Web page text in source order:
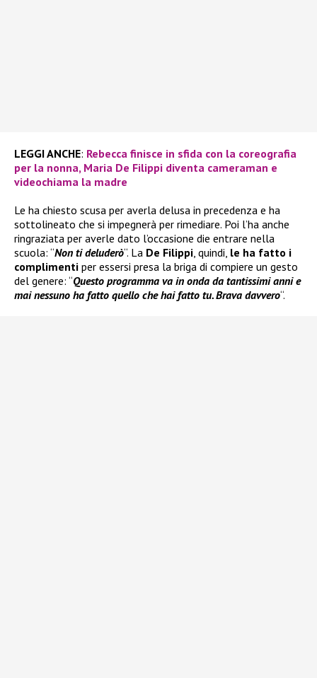
LEGGI ANCHE: Rebecca finisce in sfida con la coreografia
per la nonna, Maria De Filippi diventa cameraman e
videochiama la madre
Le ha chiesto scusa per averla delusa in precedenza e ha
sottolineato che si impegnerà per rimediare. Poi l’ha anche
ringraziata per averle dato l’occasione die entrare nella
scuola: “Non ti deluderò“. La De Filippi, quindi, le ha fatto i
complimenti per essersi presa la briga di compiere un gesto
del genere: “Questo programma va in onda da tantissimi anni e
mai nessuno ha fatto quello che hai fatto tu. Brava davvero“.